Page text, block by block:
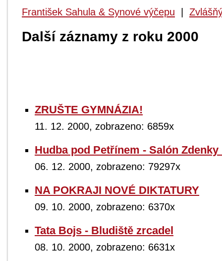
František Sahula & Synové výčepu
Další záznamy z roku 2000
ZRUŠTE GYMNÁZIA!
11. 12. 2000, zobrazeno: 6859x
Hudba pod Petřínem - Salón
06. 12. 2000, zobrazeno: 79297x
NA POKRAJI NOVÉ DIKTATURY
09. 10. 2000, zobrazeno: 6370x
Tata Bojs - Bludiště zrcadel
08. 10. 2000, zobrazeno: 6631x